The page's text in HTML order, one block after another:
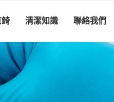
錡 清潔知識 聯絡我們